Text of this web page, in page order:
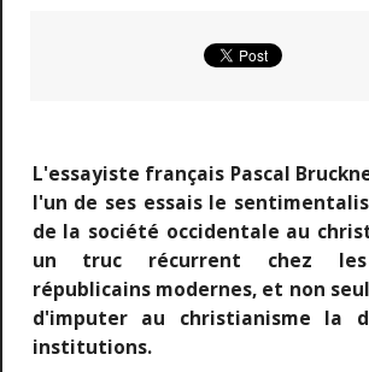
L'essayiste français Pascal
l'un de ses essais le
de la société occidentale au
un truc récurrent chez les
républicains modernes, et non
d'imputer au christianisme la
institutions.